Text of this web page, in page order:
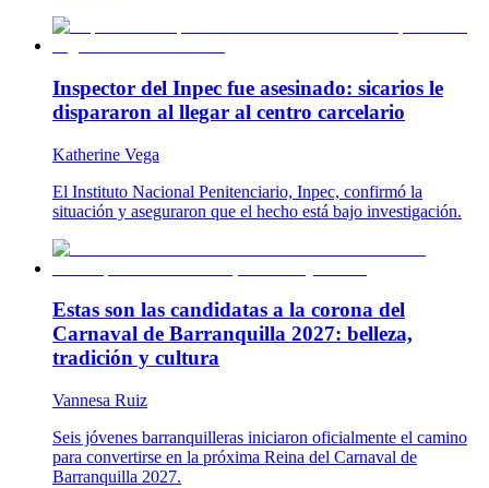
Inspector del Inpec fue asesinado: sicarios le
dispararon al llegar al centro carcelario
Katherine Vega
El Instituto Nacional Penitenciario, Inpec, confirmó la
situación y aseguraron que el hecho está bajo investigación.
Estas son las candidatas a la corona del
Carnaval de Barranquilla 2027: belleza,
tradición y cultura
Vannesa Ruiz
Seis jóvenes barranquilleras iniciaron oficialmente el camino
para convertirse en la próxima Reina del Carnaval de
Barranquilla 2027.